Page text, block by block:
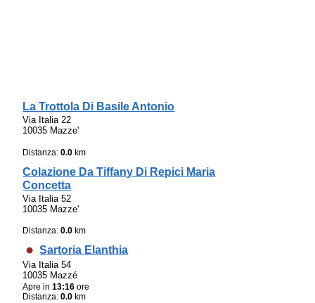
La Trottola Di Basile Antonio
Via Italia 22
10035 Mazze'
Distanza:0.0 km
Colazione Da Tiffany Di Repici Maria
Concetta
Via Italia 52
10035 Mazze'
Distanza:0.0 km
Sartoria Elanthia
Via Italia 54
10035 Mazzé
Apre in13:16 ore
Distanza:0.0 km